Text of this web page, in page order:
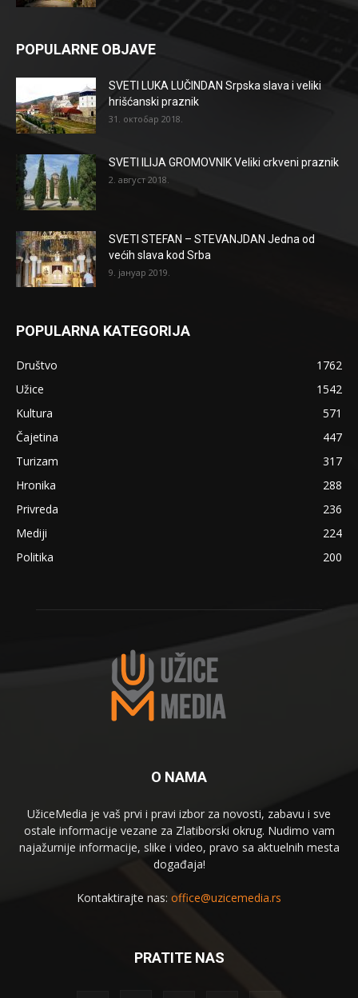
POPULARNE OBJAVE
SVETI LUKA LUČINDAN Srpska slava i veliki
hrišćanski praznik
31. октобар 2018.
SVETI ILIJA GROMOVNIK Veliki crkveni praznik
2. август 2018.
SVETI STEFAN – STEVANJDAN Jedna od
većih slava kod Srba
9. јануар 2019.
POPULARNA KATEGORIJA
Društvo
1762
Užice
1542
Kultura
571
Čajetina
447
Turizam
317
Hronika
288
Privreda
236
Mediji
224
Politika
200
O NAMA
UžiceMedia je vaš prvi i pravi izbor za novosti, zabavu i sve
ostale informacije vezane za Zlatiborski okrug. Nudimo vam
najažurnije informacije, slike i video, pravo sa aktuelnih mesta
događaja!
Kontaktirajte nas: office@uzicemedia.rs
PRATITE NAS